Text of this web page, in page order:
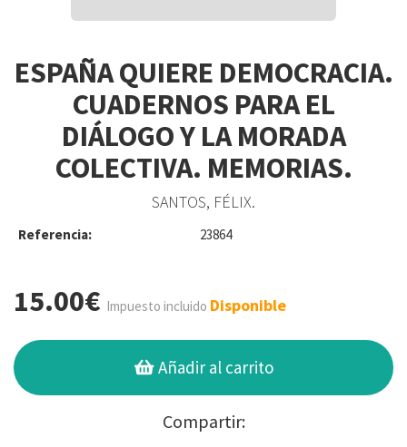
ESPAÑA QUIERE DEMOCRACIA.
CUADERNOS PARA EL
DIÁLOGO Y LA MORADA
COLECTIVA. MEMORIAS.
SANTOS, FÉLIX.
Referencia: 23864
15.00€ Impuesto incluido Disponible
Añadir al carrito
Compartir: